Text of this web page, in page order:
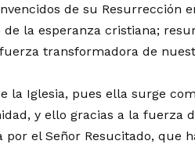
de su Resurrección
la esperanza cristiana;
transformadora de
la Iglesia, pues ella surge
y ello gracias a la fuerza
por el Señor Resucitado, que